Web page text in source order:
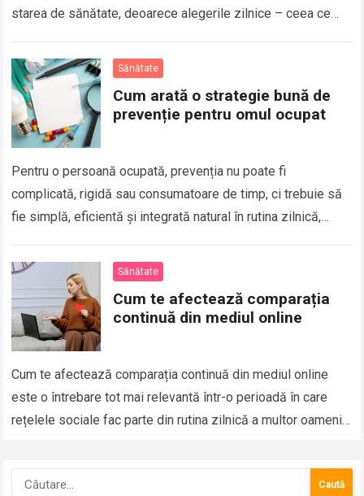
starea de sănătate, deoarece alegerile zilnice – ceea ce
Sănătate
Cum arată o strategie bună de
prevenție pentru omul ocupat
Pentru o persoană ocupată, prevenția nu poate fi
complicată, rigidă sau consumatoare de timp, ci trebuie să
fie simplă, eficientă și integrată natural în rutina zilnică,
Sănătate
Cum te afectează comparația
continuă din mediul online
Cum te afectează comparația continuă din mediul online
este o întrebare tot mai relevantă într-o perioadă în care
rețelele sociale fac parte din rutina zilnică a multor oameni.
Caută